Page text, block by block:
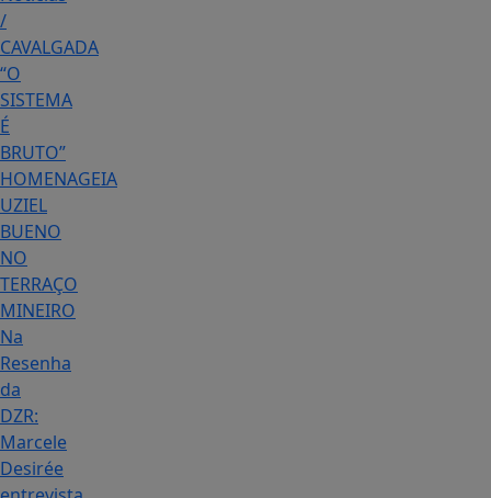
/
CAVALGADA
“O
SISTEMA
É
BRUTO”
HOMENAGEIA
UZIEL
BUENO
NO
TERRAÇO
MINEIRO
Na
Resenha
da
DZR:
Marcele
Desirée